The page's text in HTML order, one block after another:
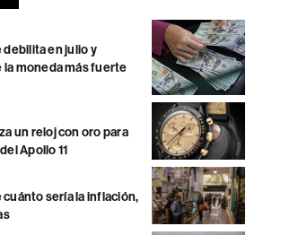
debilita en julio y
moneda más fuerte
un reloj con oro para
Apollo 11
sería la inflación,